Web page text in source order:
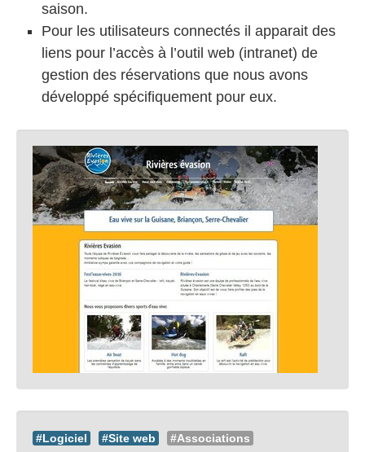
saison.
Pour les utilisateurs connectés il apparait des
liens pour l’accès à l’outil web (intranet) de
gestion des réservations que nous avons
développé spécifiquement pour eux.
#Logiciel #Site web
#Associations